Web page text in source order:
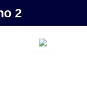
2